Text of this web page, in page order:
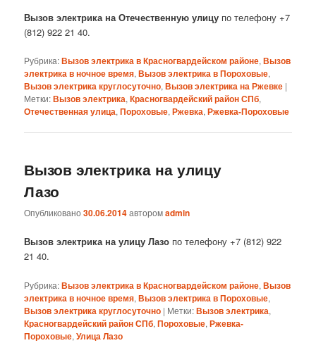
Вызов электрика на Отечественную улицу по телефону +7
(812) 922 21 40.
Рубрика:Вызов электрика в Красногвардейском районе,Вызов
электрика в ночное время,Вызов электрика в Пороховые,
Вызов электрика круглосуточно,Вызов электрика на Ржевке |
Метки:Вызов электрика,Красногвардейский район СПб,
Отечественная улица,Пороховые,Ржевка,Ржевка-Пороховые
Вызов электрика на улицу
Лазо
Опубликовано30.06.2014авторомadmin
Вызов электрика на улицу Лазо по телефону +7 (812) 922
21 40.
Рубрика:Вызов электрика в Красногвардейском районе,Вызов
электрика в ночное время,Вызов электрика в Пороховые,
Вызов электрика круглосуточно | Метки:Вызов электрика,
Красногвардейский район СПб,Пороховые,Ржевка-
Пороховые,Улица Лазо